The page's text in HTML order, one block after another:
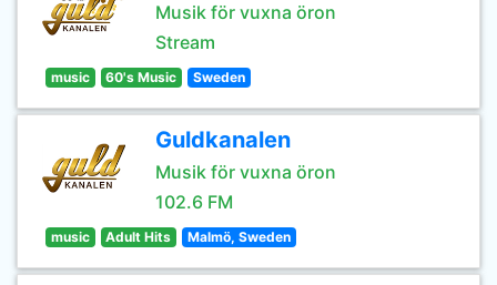
Musik för vuxna öron
Stream
music 60's Music Sweden
Guldkanalen
Musik för vuxna öron
102.6 FM
music Adult Hits Malmö, Sweden